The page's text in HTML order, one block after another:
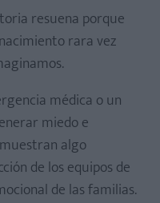
resuena porque
rara vez
médica o un
miedo e
algo
de los equipos de
de las familias.